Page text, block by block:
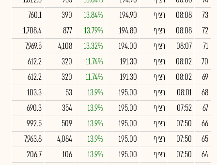
73
08:08 רציף 194.90
13.84%
390
760.1
72
08:08 רציף 194.80
13.79%
877
1,708.4
71
08:07 רציף 194.00
13.32%
4,108
7,969.5
70
08:02 רציף 191.30
11.74%
320
612.2
69
08:02 רציף 191.30
11.74%
320
612.2
68
08:01 רציף 195.00
13.9%
53
103.3
67
07:52 רציף 195.00
13.9%
354
690.3
66
07:50 רציף 195.00
13.9%
509
992.5
65
07:50 רציף 195.00
13.9%
4,084
7,963.8
64
07:50 רציף 195.00
13.9%
106
206.7